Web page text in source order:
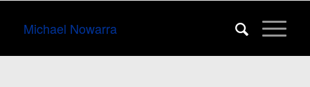
Michael Nowarra